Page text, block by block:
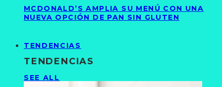
MCDONALD’S AMPLIA SU MENÚ CON UNA
NUEVA OPCIÓN DE PAN SIN GLUTEN
TENDENCIAS
TENDENCIAS
SEE ALL